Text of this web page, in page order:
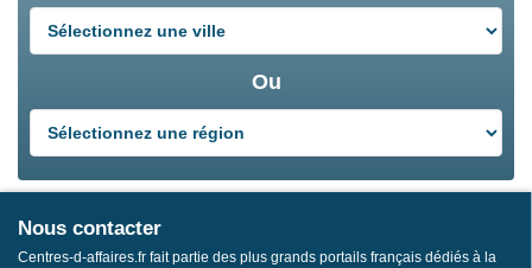
Ou
Nous contacter
Centres-d-affaires.fr fait partie des plus grands portails français dédiés à la